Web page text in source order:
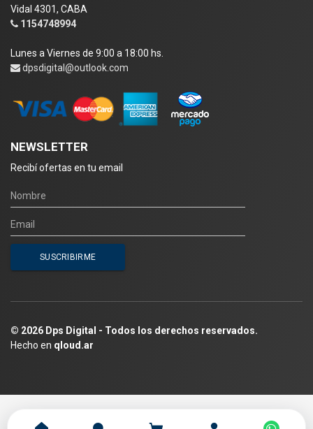
Vidal 4301, CABA
1154748994
Lunes a Viernes de 9:00 a 18:00 hs.
dpsdigital@outlook.com
NEWSLETTER
Recibí ofertas en tu email
© 2026 Dps Digital - Todos los derechos reservados.
Hecho en qloud.ar